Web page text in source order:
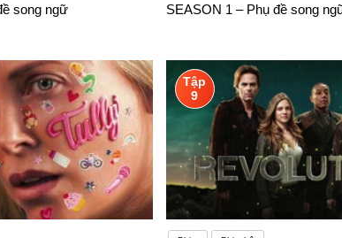
song ngữ
SEASON 1 – Phụ đề song
Tập
9